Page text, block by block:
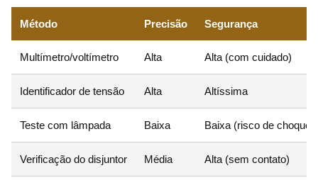
Método Precisão Segurança
Multímetro/voltímetro Alta Alta (com cuidado)
Identificador de tensão Alta Altíssima
Teste com lâmpada Baixa Baixa (risco de choque)
Verificação do disjuntor Média Alta (sem contato)